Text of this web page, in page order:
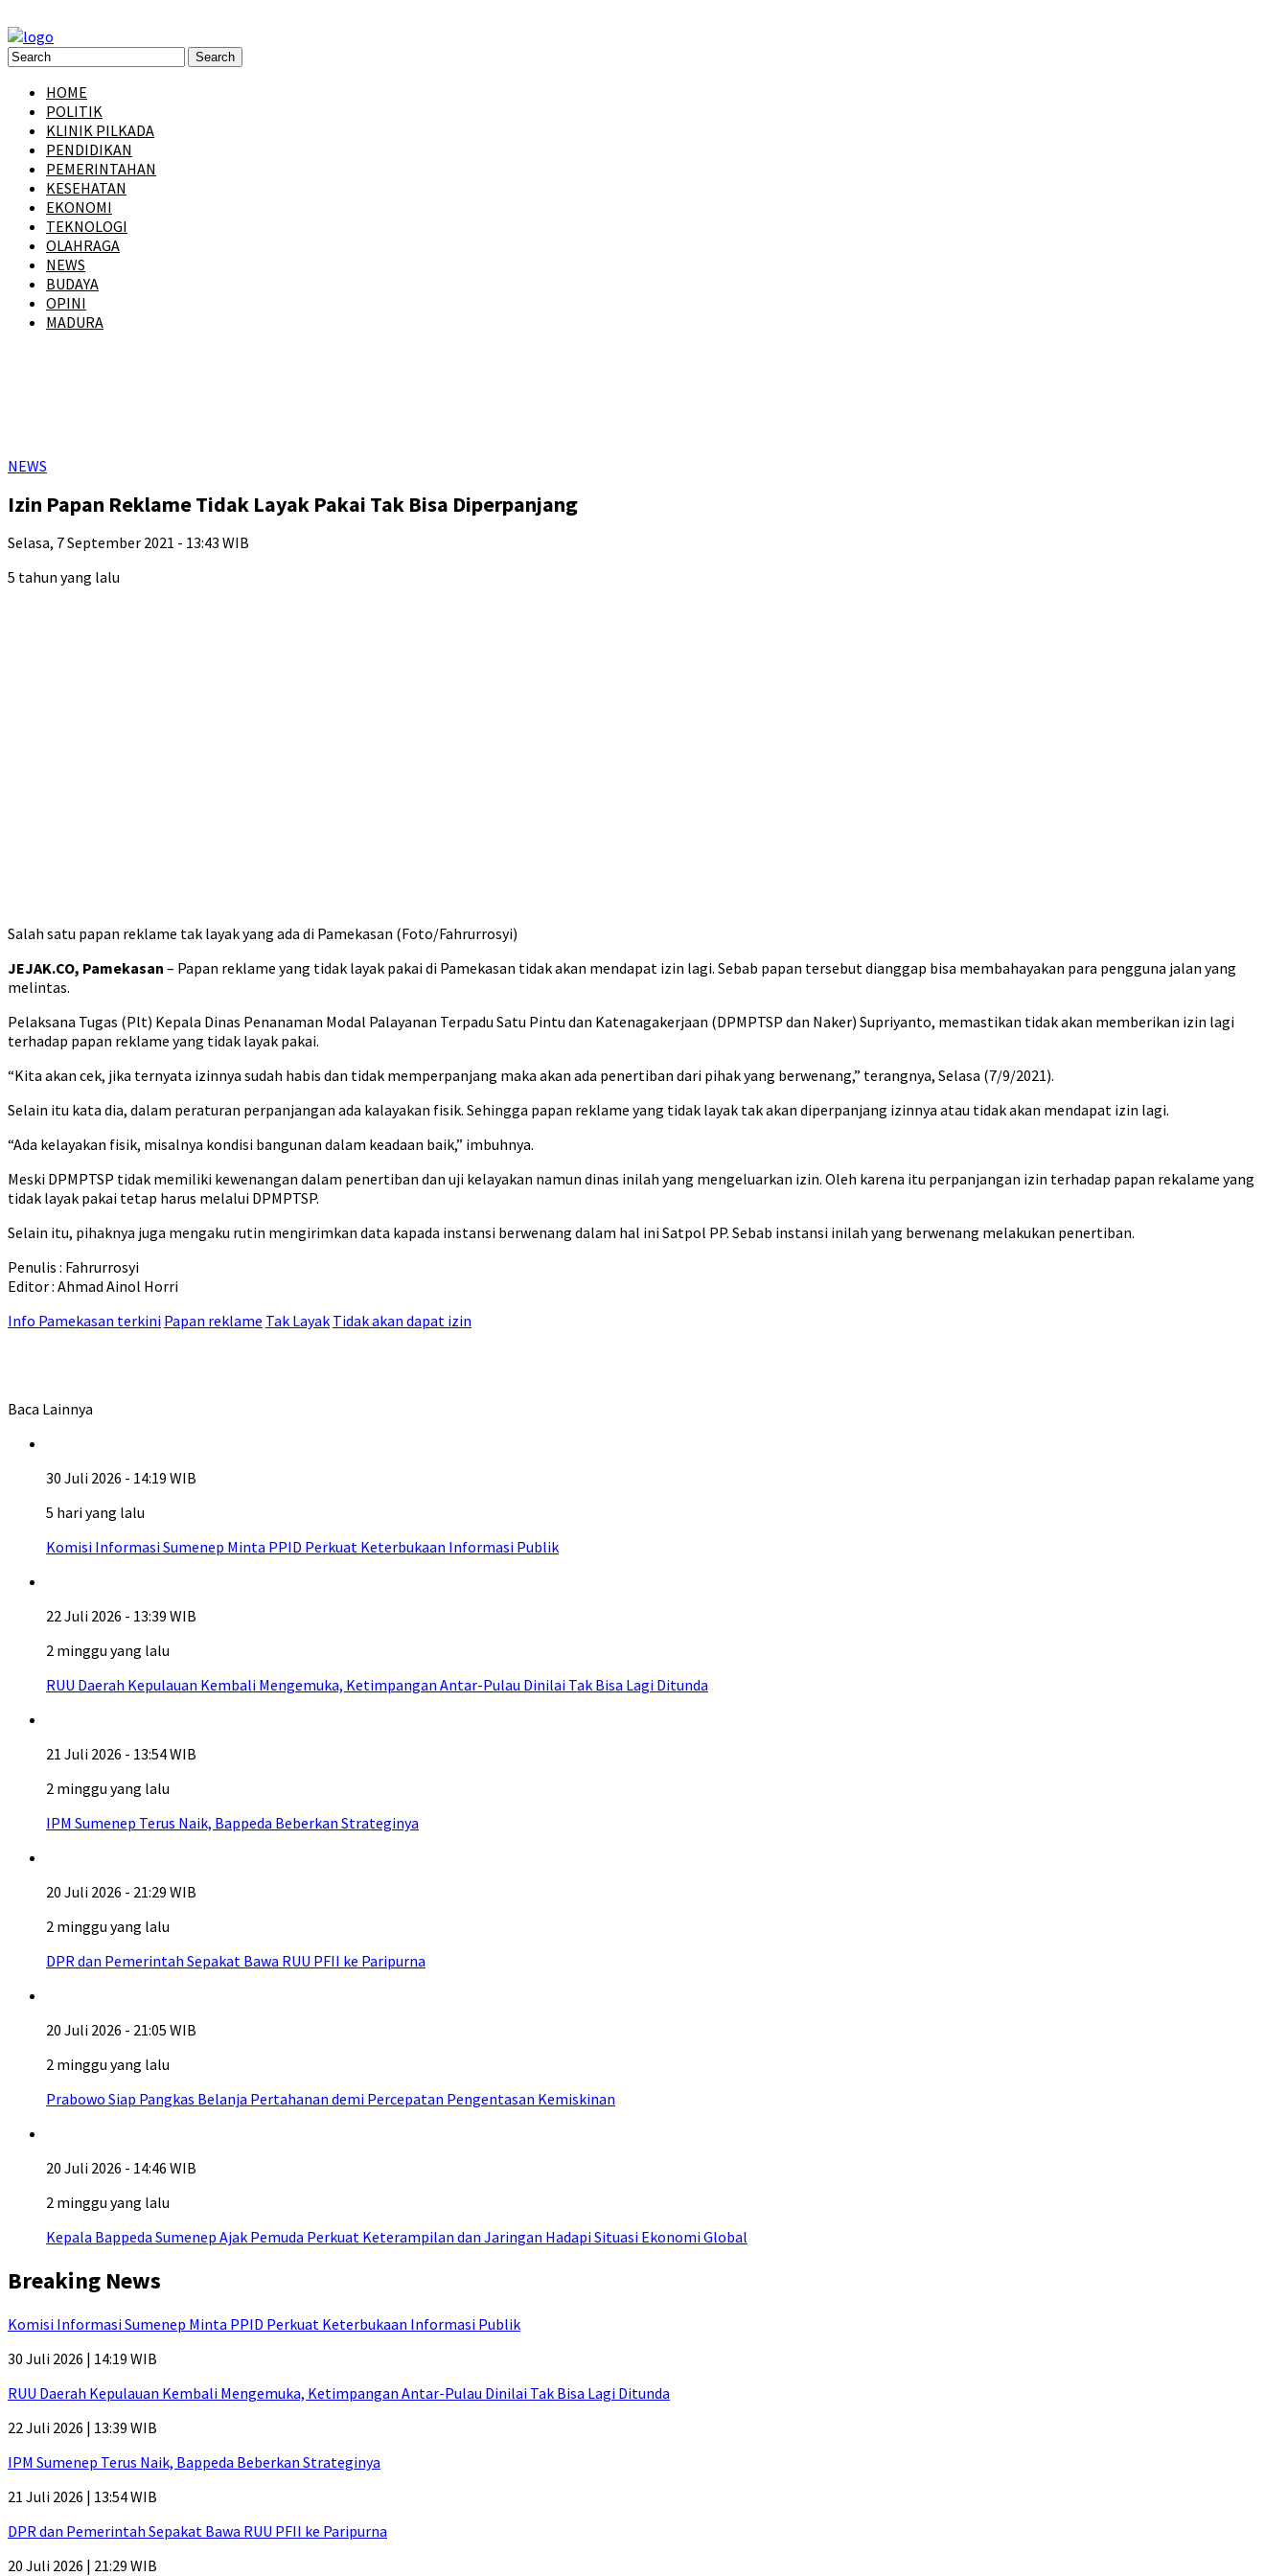
HOME
POLITIK
KLINIK PILKADA
PENDIDIKAN
PEMERINTAHAN
KESEHATAN
EKONOMI
TEKNOLOGI
OLAHRAGA
NEWS
BUDAYA
OPINI
MADURA
NEWS
Izin Papan Reklame Tidak Layak Pakai Tak Bisa Diperpanjang
Selasa, 7 September 2021 - 13:43 WIB
5 tahun yang lalu
Salah satu papan reklame tak layak yang ada di Pamekasan (Foto/Fahrurrosyi)
JEJAK.CO, Pamekasan – Papan reklame yang tidak layak pakai di Pamekasan tidak akan mendapat izin lagi. Sebab papan tersebut dianggap bisa membahayakan para pengguna jalan yang
melintas.
Pelaksana Tugas (Plt) Kepala Dinas Penanaman Modal Palayanan Terpadu Satu Pintu dan Katenagakerjaan (DPMPTSP dan Naker) Supriyanto, memastikan tidak akan memberikan izin lagi
terhadap papan reklame yang tidak layak pakai.
“Kita akan cek, jika ternyata izinnya sudah habis dan tidak memperpanjang maka akan ada penertiban dari pihak yang berwenang,” terangnya, Selasa (7/9/2021).
Selain itu kata dia, dalam peraturan perpanjangan ada kalayakan fisik. Sehingga papan reklame yang tidak layak tak akan diperpanjang izinnya atau tidak akan mendapat izin lagi.
“Ada kelayakan fisik, misalnya kondisi bangunan dalam keadaan baik,” imbuhnya.
Meski DPMPTSP tidak memiliki kewenangan dalam penertiban dan uji kelayakan namun dinas inilah yang mengeluarkan izin. Oleh karena itu perpanjangan izin terhadap papan rekalame yang
tidak layak pakai tetap harus melalui DPMPTSP.
Selain itu, pihaknya juga mengaku rutin mengirimkan data kapada instansi berwenang dalam hal ini Satpol PP. Sebab instansi inilah yang berwenang melakukan penertiban.
Penulis : Fahrurrosyi
Editor : Ahmad Ainol Horri
Info Pamekasan terkini Papan reklame Tak Layak Tidak akan dapat izin
Baca Lainnya
30 Juli 2026 - 14:19 WIB
5 hari yang lalu
Komisi Informasi Sumenep Minta PPID Perkuat Keterbukaan Informasi Publik
22 Juli 2026 - 13:39 WIB
2 minggu yang lalu
RUU Daerah Kepulauan Kembali Mengemuka, Ketimpangan Antar-Pulau Dinilai Tak Bisa Lagi Ditunda
21 Juli 2026 - 13:54 WIB
2 minggu yang lalu
IPM Sumenep Terus Naik, Bappeda Beberkan Strateginya
20 Juli 2026 - 21:29 WIB
2 minggu yang lalu
DPR dan Pemerintah Sepakat Bawa RUU PFII ke Paripurna
20 Juli 2026 - 21:05 WIB
2 minggu yang lalu
Prabowo Siap Pangkas Belanja Pertahanan demi Percepatan Pengentasan Kemiskinan
20 Juli 2026 - 14:46 WIB
2 minggu yang lalu
Kepala Bappeda Sumenep Ajak Pemuda Perkuat Keterampilan dan Jaringan Hadapi Situasi Ekonomi Global
Breaking News
Komisi Informasi Sumenep Minta PPID Perkuat Keterbukaan Informasi Publik
30 Juli 2026 | 14:19 WIB
RUU Daerah Kepulauan Kembali Mengemuka, Ketimpangan Antar-Pulau Dinilai Tak Bisa Lagi Ditunda
22 Juli 2026 | 13:39 WIB
IPM Sumenep Terus Naik, Bappeda Beberkan Strateginya
21 Juli 2026 | 13:54 WIB
DPR dan Pemerintah Sepakat Bawa RUU PFII ke Paripurna
20 Juli 2026 | 21:29 WIB